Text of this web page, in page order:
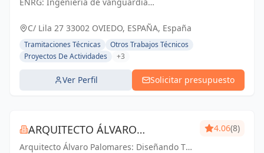
C/ Lila 27 33002 OVIEDO, ESPAÑA, España
Tramitaciones Técnicas
Otros Trabajos Técnicos
Proyectos De Actividades
+3
Ver Perfil Solicitar presupuesto
ARQUITECTO ÁLVARO
PALOMARES
Arquitecto Álvaro Palomares: Diseñando Tu
4.06(8)